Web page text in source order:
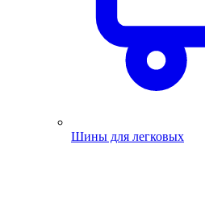
Шины для легковых